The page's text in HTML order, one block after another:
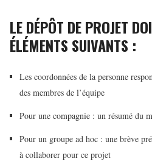
LE DÉPÔT DE PROJET
ÉLÉMENTS SUIVANTS :
Les coordonnées de la personne
des membres de l’équipe
Pour une compagnie : un résumé du
Pour un groupe ad hoc : une brève
à collaborer pour ce projet